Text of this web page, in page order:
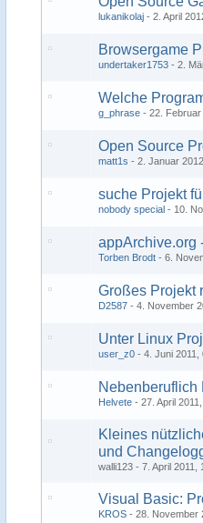
lukanikolaj 2. April
Browsergame
undertaker1753 2.
Welche
g_phrase 22.
Open Source
matt1s 2. Januar
suche Projekt
nobody special 10.
appArchive.org
Torben Brodt 6.
Großes Projekt
D2587 4. November
Unter Linux
user_z0 4. Juni 2011,
Nebenberuflich
Helvete 27. April
Kleines
und
walli123 7. April 2011,
Visual Basic:
KROS 28. November